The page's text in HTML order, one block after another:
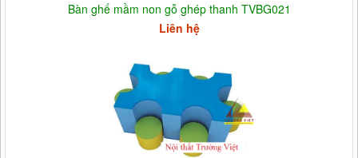
Bàn ghế mầm non gỗ ghép thanh TVBG021
Liên hệ